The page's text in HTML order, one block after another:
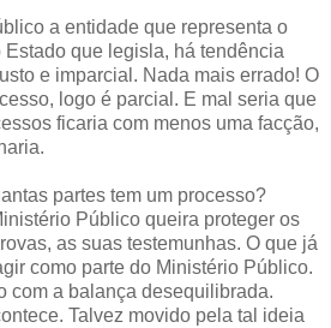
a entidade que representa o
Estado que legisla, há tendência
e imparcial. Nada mais errado! O
logo é parcial. E mal seria que
ficaria com menos uma facção,
partes tem um processo?
Público queira proteger os
as suas testemunhas. O que já
como parte do Ministério Público.
com a balança desequilibrada.
Talvez movido pela tal ideia